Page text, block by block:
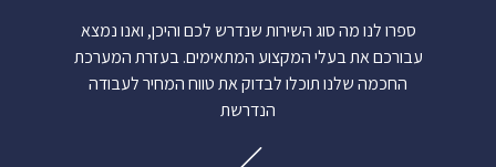
ספרו לנו מה סוג השירות שנדרש לכם והיכן, ואנו נמצא
עבורכם את בעלי המקצוע המתאימים. בעזרת המערכת
החכמה שלנו תוכלו לבדוק את טווח המחיר לעבודה
הנדרשת